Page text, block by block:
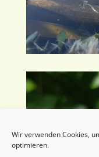
Wir verwenden Cookies,
optimieren.